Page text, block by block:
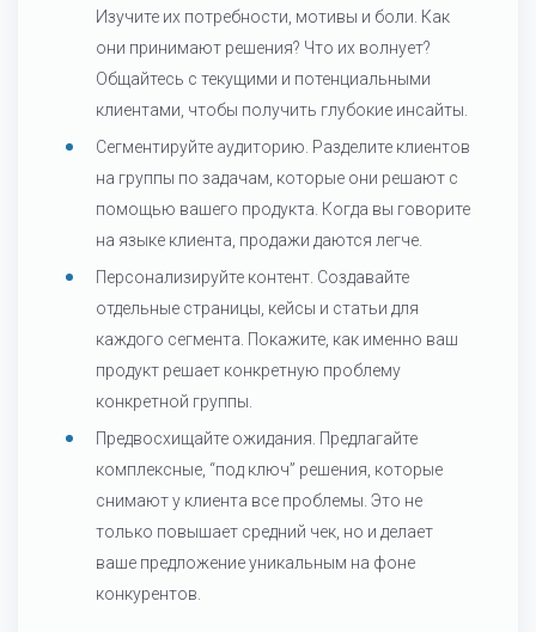
Изучите их потребности, мотивы и боли. Как
они принимают решения? Что их волнует?
Общайтесь с текущими и потенциальными
клиентами, чтобы получить глубокие инсайты.
Сегментируйте аудиторию. Разделите клиентов
на группы по задачам, которые они решают с
помощью вашего продукта. Когда вы говорите
на языке клиента, продажи даются легче.
Персонализируйте контент. Создавайте
отдельные страницы, кейсы и статьи для
каждого сегмента. Покажите, как именно ваш
продукт решает конкретную проблему
конкретной группы.
Предвосхищайте ожидания. Предлагайте
комплексные, “под ключ” решения, которые
снимают у клиента все проблемы. Это не
только повышает средний чек, но и делает
ваше предложение уникальным на фоне
конкурентов.